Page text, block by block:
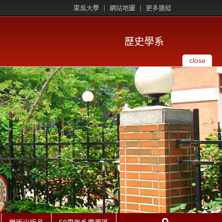
東吳大學 網站地圖 更多連結
歷史學系
close